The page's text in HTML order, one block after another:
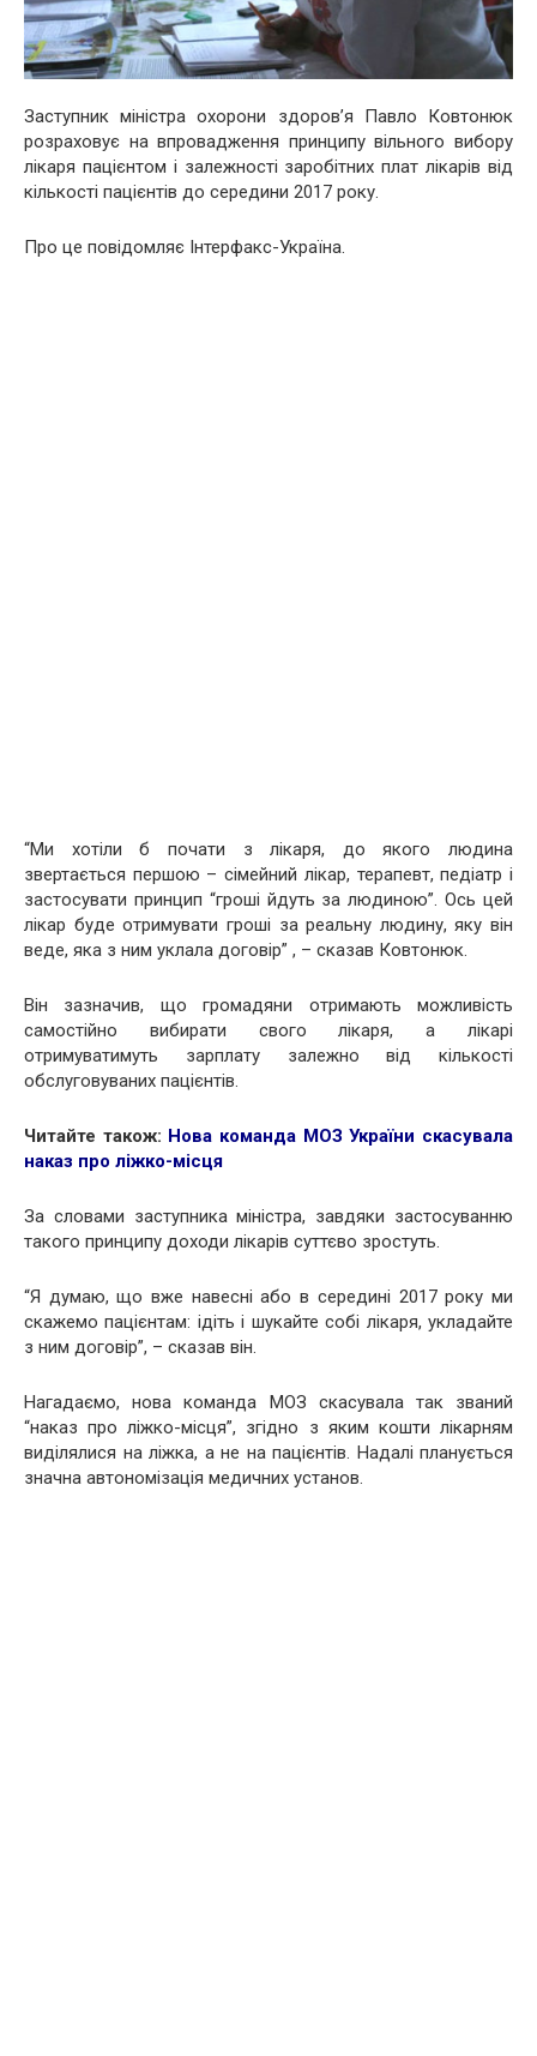
Заступник міністра охорони здоров’я Павло Ковтонюк
розраховує на впровадження принципу вільного вибору
лікаря пацієнтом і залежності заробітних плат лікарів від
кількості пацієнтів до середини 2017 року.
Про це повідомляє Інтерфакс-Україна.
“Ми хотіли б почати з лікаря, до якого людина
звертається першою – сімейний лікар, терапевт, педіатр і
застосувати принцип “гроші йдуть за людиною”. Ось цей
лікар буде отримувати гроші за реальну людину, яку він
веде, яка з ним уклала договір” , – сказав Ковтонюк.
Він зазначив, що громадяни отримають можливість
самостійно вибирати свого лікаря, а лікарі
отримуватимуть зарплату залежно від кількості
обслуговуваних пацієнтів.
Читайте також: Нова команда МОЗ України скасувала
наказ про ліжко-місця
За словами заступника міністра, завдяки застосуванню
такого принципу доходи лікарів суттєво зростуть.
“Я думаю, що вже навесні або в середині 2017 року ми
скажемо пацієнтам: ідіть і шукайте собі лікаря, укладайте
з ним договір”, – сказав він.
Нагадаємо, нова команда МОЗ скасувала так званий
“наказ про ліжко-місця”, згідно з яким кошти лікарням
виділялися на ліжка, а не на пацієнтів. Надалі планується
значна автономізація медичних установ.